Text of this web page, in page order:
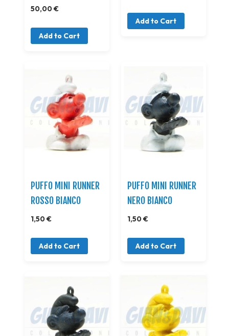
50,00 €
Add to Cart
Add to Cart
PUFFO MINI RUNNER
ROSSO BIANCO
1,50 €
Add to Cart
PUFFO MINI RUNNER
NERO BIANCO
1,50 €
Add to Cart